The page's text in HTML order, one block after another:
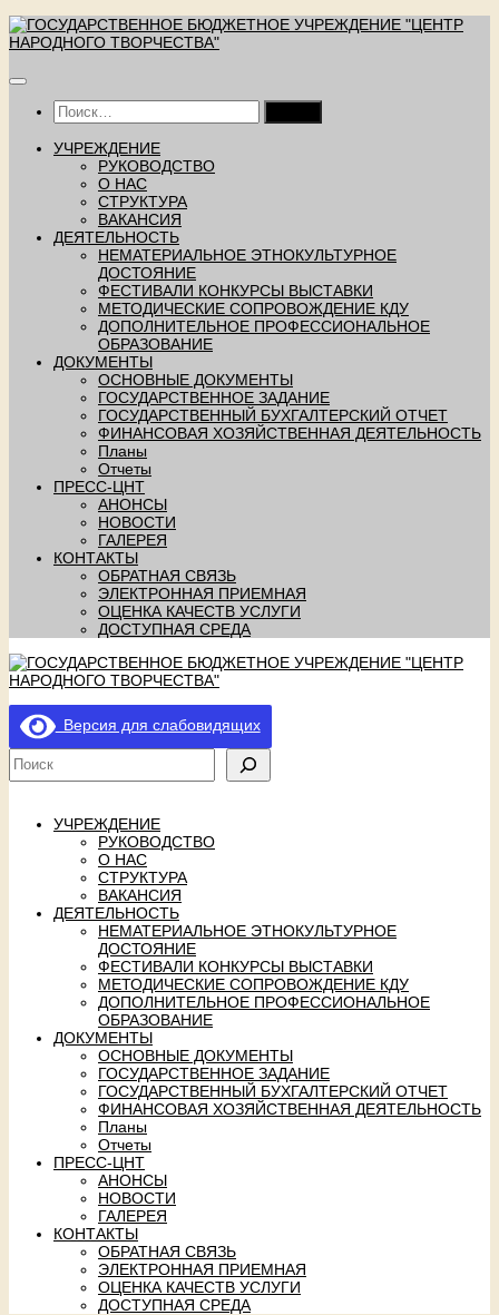
Перейти
к
Найти:
УЧРЕЖДЕНИЕ
РУКОВОДСТВО
О НАС
СТРУКТУРА
ВАКАНСИЯ
ДЕЯТЕЛЬНОСТЬ
НЕМАТЕРИАЛЬНОЕ ЭТНОКУЛЬТУРНОЕ
ДОСТОЯНИЕ
ФЕСТИВАЛИ КОНКУРСЫ ВЫСТАВКИ
МЕТОДИЧЕСКИЕ СОПРОВОЖДЕНИЕ КДУ
ДОПОЛНИТЕЛЬНОЕ ПРОФЕССИОНАЛЬНОЕ
ОБРАЗОВАНИЕ
ДОКУМЕНТЫ
ОСНОВНЫЕ ДОКУМЕНТЫ
ГОСУДАРСТВЕННОЕ ЗАДАНИЕ
ГОСУДАРСТВЕННЫЙ БУХГАЛТЕРСКИЙ ОТЧЕТ
ФИНАНСОВАЯ ХОЗЯЙСТВЕННАЯ ДЕЯТЕЛЬНОСТЬ
Планы
Отчеты
ПРЕСС-ЦНТ
АНОНСЫ
НОВОСТИ
ГАЛЕРЕЯ
КОНТАКТЫ
ОБРАТНАЯ СВЯЗЬ
ЭЛЕКТРОННАЯ ПРИЕМНАЯ
ОЦЕНКА КАЧЕСТВ УСЛУГИ
ДОСТУПНАЯ СРЕДА
Версия для слабовидящих
УЧРЕЖДЕНИЕ
РУКОВОДСТВО
О НАС
СТРУКТУРА
ВАКАНСИЯ
ДЕЯТЕЛЬНОСТЬ
НЕМАТЕРИАЛЬНОЕ ЭТНОКУЛЬТУРНОЕ
ДОСТОЯНИЕ
ФЕСТИВАЛИ КОНКУРСЫ ВЫСТАВКИ
МЕТОДИЧЕСКИЕ СОПРОВОЖДЕНИЕ КДУ
ДОПОЛНИТЕЛЬНОЕ ПРОФЕССИОНАЛЬНОЕ
ОБРАЗОВАНИЕ
ДОКУМЕНТЫ
ОСНОВНЫЕ ДОКУМЕНТЫ
ГОСУДАРСТВЕННОЕ ЗАДАНИЕ
ГОСУДАРСТВЕННЫЙ БУХГАЛТЕРСКИЙ ОТЧЕТ
ФИНАНСОВАЯ ХОЗЯЙСТВЕННАЯ ДЕЯТЕЛЬНОСТЬ
Планы
Отчеты
ПРЕСС-ЦНТ
АНОНСЫ
НОВОСТИ
ГАЛЕРЕЯ
КОНТАКТЫ
ОБРАТНАЯ СВЯЗЬ
ЭЛЕКТРОННАЯ ПРИЕМНАЯ
ОЦЕНКА КАЧЕСТВ УСЛУГИ
ДОСТУПНАЯ СРЕДА